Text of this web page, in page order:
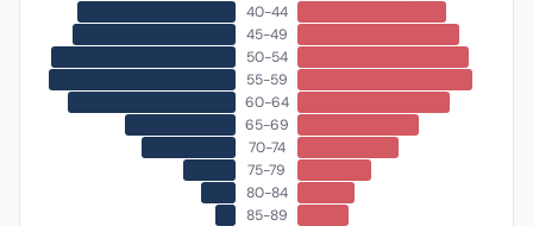
40-44
45-49
50-54
55-59
60-64
65-69
70-74
75-79
80-84
85-89